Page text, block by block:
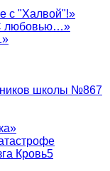
с "Халвой"!»
любовью…»
школы №867
Кровь5